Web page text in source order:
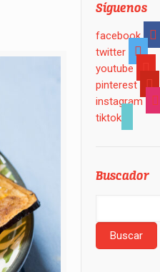
Síguenos
facebook
twitter
youtube
pinterest
instagram
tiktok
Buscador